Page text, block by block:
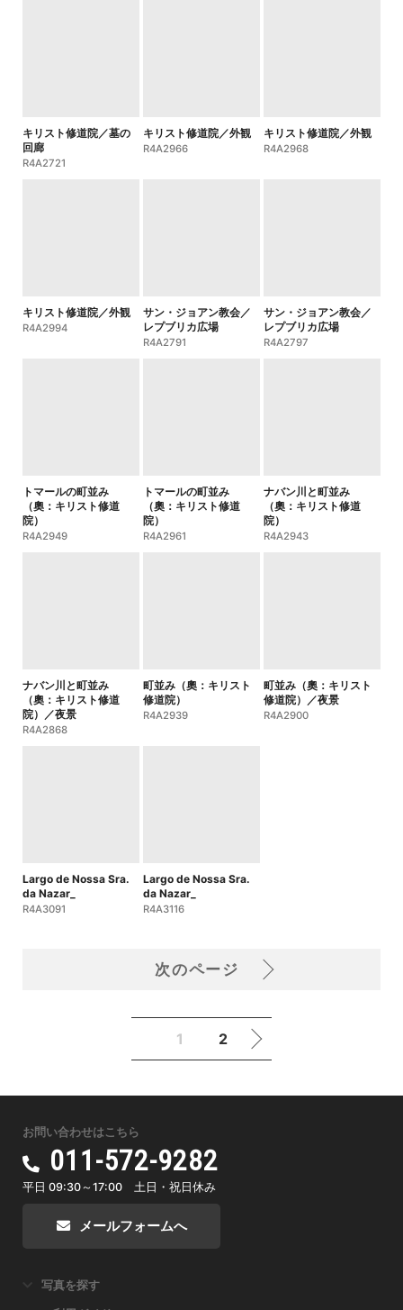
キリスト修道院／墓の
回廊
R4A2721
キリスト修道院／外観
R4A2966
キリスト修道院／外観
R4A2968
キリスト修道院／外観
R4A2994
サン・ジョアン教会／
レプブリカ広場
R4A2791
サン・ジョアン教会／
レプブリカ広場
R4A2797
トマールの町並み
（奧：キリスト修道
院）
R4A2949
トマールの町並み
（奧：キリスト修道
院）
R4A2961
ナバン川と町並み
（奧：キリスト修道
院）
R4A2943
ナバン川と町並み
（奧：キリスト修道
院）／夜景
R4A2868
町並み（奧：キリスト
修道院）
R4A2939
町並み（奧：キリスト
修道院）／夜景
R4A2900
Largo de Nossa Sra.
da Nazar_
R4A3091
Largo de Nossa Sra.
da Nazar_
R4A3116
次のページ
1 2
お問い合わせはこちら
011-572-9282
平日 09:30～17:00 土日・祝日休み
メールフォームへ
写真を探す